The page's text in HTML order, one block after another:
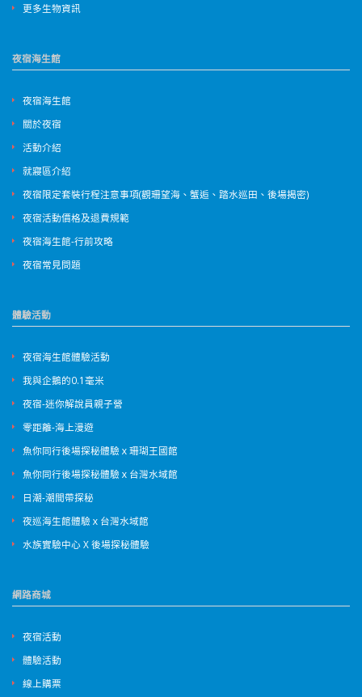
更多生物資訊
夜宿海生館
夜宿海生館
關於夜宿
活動介紹
就寢區介紹
夜宿限定套裝行程注意事項(觀珊望海、蟹逅、踏水巡田、後場揭密)
夜宿活動價格及退費規範
夜宿海生館-行前攻略
夜宿常見問題
體驗活動
夜宿海生館體驗活動
我與企鵝的0.1毫米
夜宿-迷你解說員親子營
零距離-海上漫遊
魚你同行後場探秘體驗ｘ珊瑚王國館
魚你同行後場探秘體驗ｘ台灣水域館
日潮-潮間帶探秘
夜巡海生館體驗ｘ台灣水域館
水族實驗中心 X 後場探秘體驗
網路商城
夜宿活動
體驗活動
線上購票